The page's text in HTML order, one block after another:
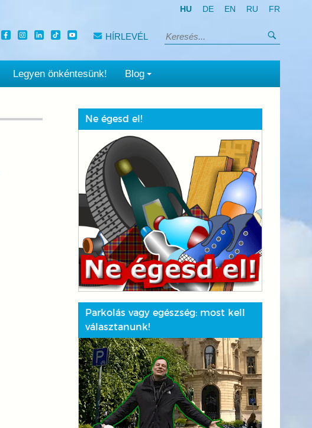
HU DE EN RU FR
HÍRLEVÉL Keresés:
Legyen önkéntesünk! Blog
Ne égesd el!
Parkolás vagy egészség: most kell
választanunk!